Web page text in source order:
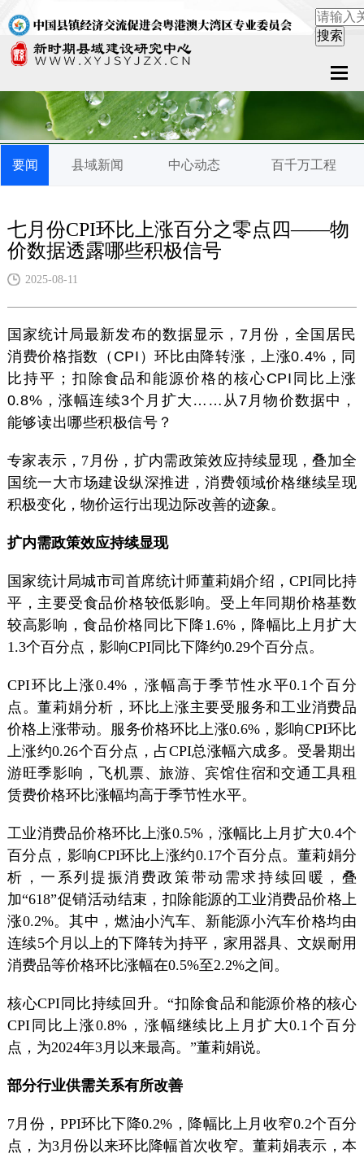
关于中心
新闻中心
案例中心
在线留言
要闻 县域新闻 中心动态 百千万工程
七月份CPI环比上涨百分之零点四——物
价数据透露哪些积极信号
2025-08-11
国家统计局最新发布的数据显示，7月份，全国居民
消费价格指数（CPI）环比由降转涨，上涨0.4%，同
比持平；扣除食品和能源价格的核心CPI同比上涨
0.8%，涨幅连续3个月扩大……从7月物价数据中，
能够读出哪些积极信号？
专家表示，7月份，扩内需政策效应持续显现，叠加全
国统一大市场建设纵深推进，消费领域价格继续呈现
积极变化，物价运行出现边际改善的迹象。
扩内需政策效应持续显现
国家统计局城市司首席统计师董莉娟介绍，CPI同比持
平，主要受食品价格较低影响。受上年同期价格基数
较高影响，食品价格同比下降1.6%，降幅比上月扩大
1.3个百分点，影响CPI同比下降约0.29个百分点。
CPI环比上涨0.4%，涨幅高于季节性水平0.1个百分
点。董莉娟分析，环比上涨主要受服务和工业消费品
价格上涨带动。服务价格环比上涨0.6%，影响CPI环比
上涨约0.26个百分点，占CPI总涨幅六成多。受暑期出
游旺季影响，飞机票、旅游、宾馆住宿和交通工具租
赁费价格环比涨幅均高于季节性水平。
工业消费品价格环比上涨0.5%，涨幅比上月扩大0.4个
百分点，影响CPI环比上涨约0.17个百分点。董莉娟分
析，一系列提振消费政策带动需求持续回暖，叠
加“618”促销活动结束，扣除能源的工业消费品价格上
涨0.2%。其中，燃油小汽车、新能源小汽车价格均由
连续5个月以上的下降转为持平，家用器具、文娱耐用
消费品等价格环比涨幅在0.5%至2.2%之间。
核心CPI同比持续回升。“扣除食品和能源价格的核心
CPI同比上涨0.8%，涨幅继续比上月扩大0.1个百分
点，为2024年3月以来最高。”董莉娟说。
部分行业供需关系有所改善
7月份，PPI环比下降0.2%，降幅比上月收窄0.2个百分
点，为3月份以来环比降幅首次收窄。董莉娟表示，本